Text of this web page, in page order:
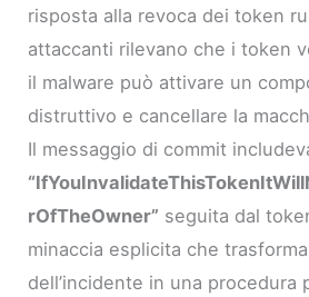
risposta alla revoca dei token
attaccanti rilevano che i token
il malware può attivare un
distruttivo e cancellare la
Il messaggio di commit
rOfTheOwner” seguita dal
minaccia esplicita che
dell’incidente in una procedura